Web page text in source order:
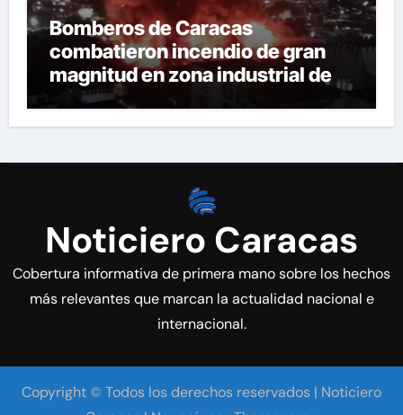
Bomberos de Caracas
combatieron incendio de gran
magnitud en zona industrial de El
Llanito
Noticiero Caracas
Cobertura informativa de primera mano sobre los hechos
más relevantes que marcan la actualidad nacional e
internacional.
Copyright © Todos los derechos reservados | Noticiero